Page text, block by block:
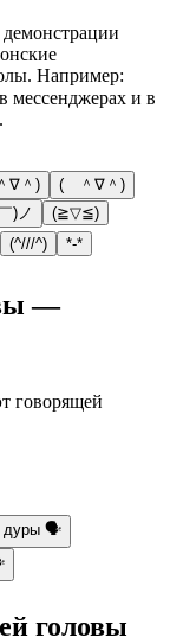
Например:
мессенджерах и в
∇＾)
( ＾∇＾)
)ノ
(≧▽≦)
(^///^) *-*
—
говорящей
дуры 🗣️
головы